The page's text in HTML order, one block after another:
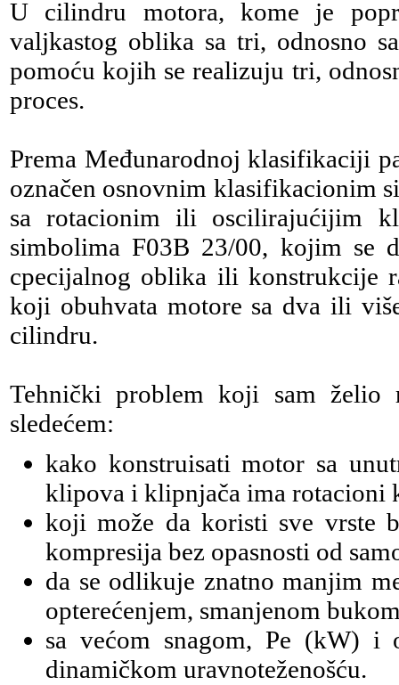
U cilindru motora, kome je
valjkastog oblika sa tri, odnosno
pomoću kojih se realizuju tri,
proces.
Prema Međunarodnoj klasifikaciji
označen osnovnim klasifikacionim
sa rotacionim ili oscilirajućijim
simbolima F03B 23/00, kojim se
cpecijalnog oblika ili konstrukcije
koji obuhvata motore sa dva ili
cilindru.
Tehnički problem koji sam želio
sledećem:
kako konstruisati motor sa
klipova i klipnjača ima rotacioni
koji može da koristi sve vrste
kompresija bez opasnosti od
da se odlikuje znatno manjim
opterećenjem, smanjenom
sa većom snagom, Pe (kW) i
dinamičkom uravnoteženošću.